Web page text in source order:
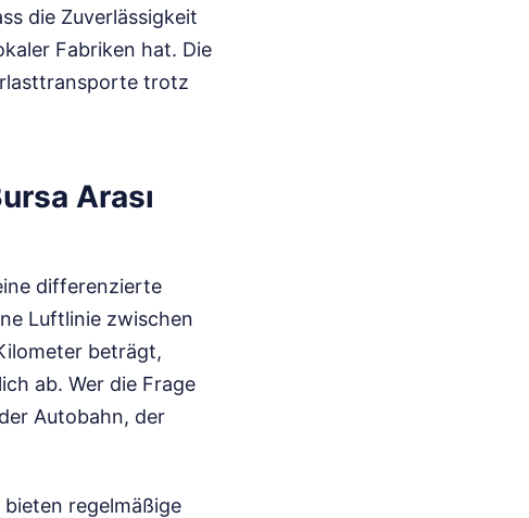
die Zuverlässigkeit
Fabriken hat. Die
trotz
Arası
differenzierte
Luftlinie zwischen
beträgt,
ab. Wer die Frage
Autobahn, der
regelmäßige